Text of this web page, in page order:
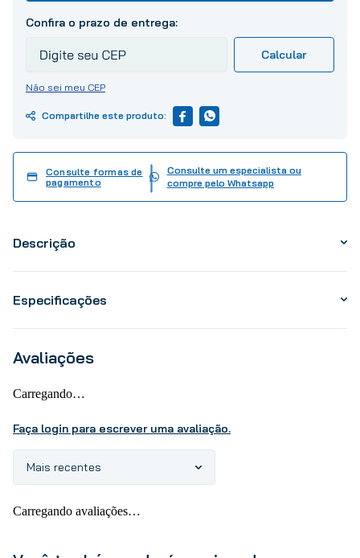
Não sei meu CEP
Consulte formas de
pagamento
Consulte um especialista ou
compre pelo Whatsapp
Descrição
Especificações
Avaliações
Carregando…
Faça login para escrever uma avaliação.
Mais recentes
Carregando avaliações…